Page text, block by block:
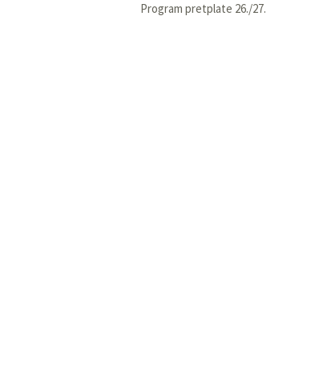
Program pretplate 26./27.